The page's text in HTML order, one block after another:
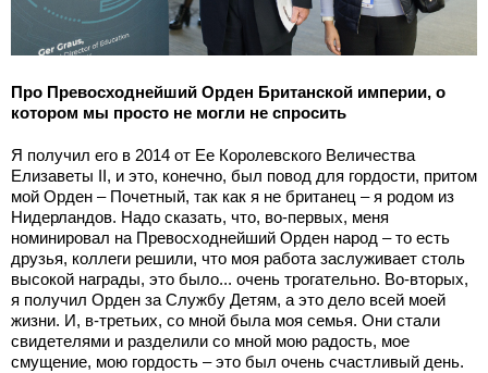
Про Превосходнейший Орден Британской империи, о
котором мы просто не могли не спросить
Я получил его в 2014 от Ее Королевского Величества
Елизаветы II, и это, конечно, был повод для гордости, притом
мой Орден – Почетный, так как я не британец – я родом из
Нидерландов. Надо сказать, что, во-первых, меня
номинировал на Превосходнейший Орден народ – то есть
друзья, коллеги решили, что моя работа заслуживает столь
высокой награды, это было... очень трогательно. Во-вторых,
я получил Орден за Службу Детям, а это дело всей моей
жизни. И, в-третьих, со мной была моя семья. Они стали
свидетелями и разделили со мной мою радость, мое
смущение, мою гордость – это был очень счастливый день.